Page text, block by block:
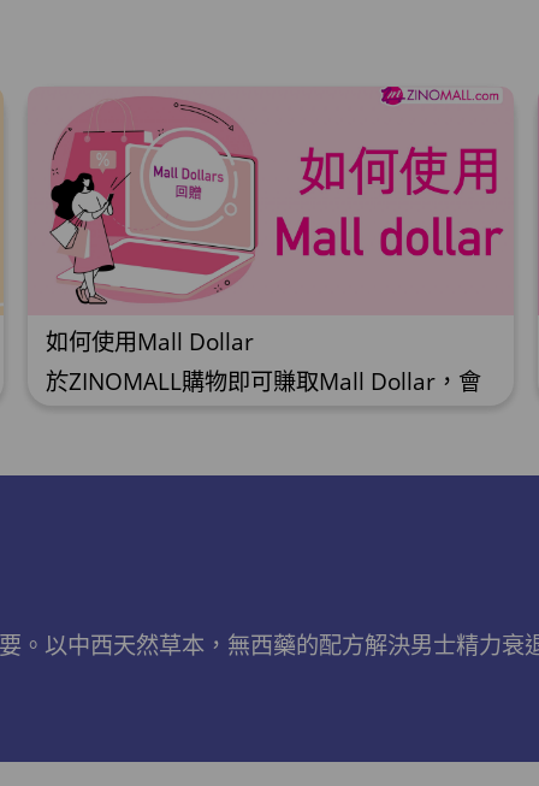
如何使用Mall Dollar
於ZINOMALL購物即可賺取Mall Dollar，會
的購物車圖案 ,
以中西天然草本，無西藥的配方解決男士精力衰